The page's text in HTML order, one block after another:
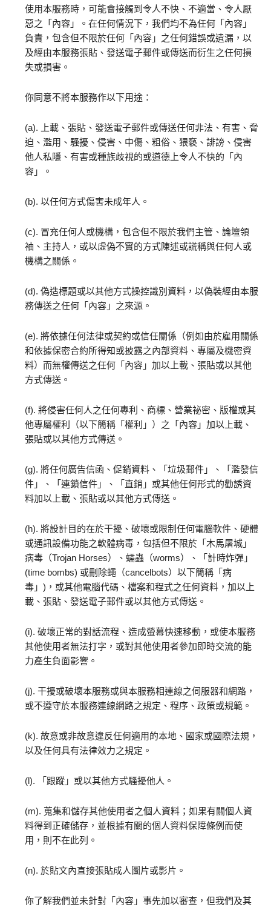
使用本服務時，可能會接觸到令人不快、不適當、令人厭
惡之「內容」。在任何情況下，我們均不為任何「內容」
負責，包含但不限於任何「內容」之任何錯誤或遺漏，以
及經由本服務張貼、發送電子郵件或傳送而衍生之任何損
失或損害。
你同意不將本服務作以下用途：
(a). 上載、張貼、發送電子郵件或傳送任何非法、有害、脅
迫、濫用、騷擾、侵害、中傷、粗俗、猥褻、誹謗、侵害
他人私隱、有害或種族歧視的或道德上令人不快的「內
容」。
(b). 以任何方式傷害未成年人。
(c). 冒充任何人或機構，包含但不限於我們主管、論壇領
袖、主持人，或以虛偽不實的方式陳述或謊稱與任何人或
機構之關係。
(d). 偽造標題或以其他方式操控識別資料，以偽裝經由本服
務傳送之任何「內容」之來源。
(e). 將依據任何法律或契約或信任關係（例如由於雇用關係
和依據保密合約所得知或披露之內部資料、專屬及機密資
料）而無權傳送之任何「內容」加以上載、張貼或以其他
方式傳送。
(f). 將侵害任何人之任何專利、商標、營業祕密、版權或其
他專屬權利（以下簡稱「權利」）之「內容」加以上載、
張貼或以其他方式傳送。
(g). 將任何廣告信函、促銷資料、「垃圾郵件」、「濫發信
件」、「連鎖信件」、「直銷」或其他任何形式的勸誘資
料加以上載、張貼或以其他方式傳送。
(h). 將設計目的在於干擾、破壞或限制任何電腦軟件、硬體
或通訊設備功能之軟體病毒，包括但不限於「木馬屠城」
病毒（Trojan Horses）、蠕蟲（worms）、「計時炸彈」
(time bombs) 或刪除蠅（cancelbots）以下簡稱「病
毒」)，或其他電腦代碼、檔案和程式之任何資料，加以上
載、張貼、發送電子郵件或以其他方式傳送。
(i). 破壞正常的對話流程、造成螢幕快速移動，或使本服務
其他使用者無法打字，或對其他使用者參加即時交流的能
力產生負面影響。
(j). 干擾或破壞本服務或與本服務相連線之伺服器和網路，
或不遵守於本服務連線網路之規定、程序、政策或規範。
(k). 故意或非故意違反任何適用的本地、國家或國際法規，
以及任何具有法律效力之規定。
(l). 「跟蹤」或以其他方式騷擾他人。
(m). 蒐集和儲存其他使用者之個人資料；如果有關個人資
料得到正確儲存，並根據有關的個人資料保障條例而使
用，則不在此列。
(n). 於貼文內直接張貼成人圖片或影片。
你了解我們並未針對「內容」事先加以審查，但我們及其